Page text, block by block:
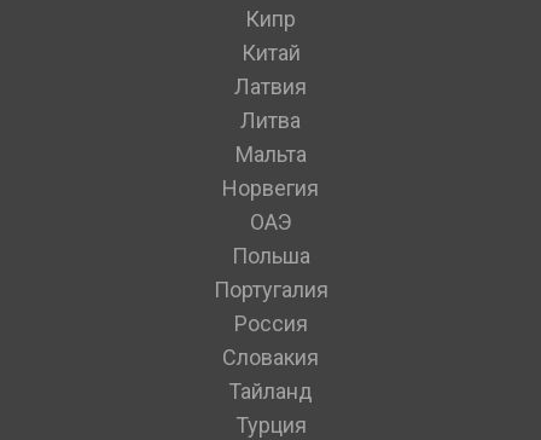
Кипр
Китай
Латвия
Литва
Мальта
Норвегия
ОАЭ
Польша
Португалия
Россия
Словакия
Тайланд
Турция